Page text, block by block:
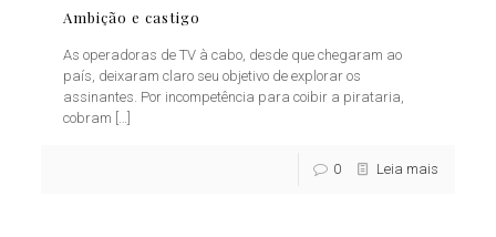
Ambição e castigo
As operadoras de TV à cabo, desde que chegaram ao
país, deixaram claro seu objetivo de explorar os
assinantes. Por incompetência para coibir a pirataria,
cobram […]
0 Leia mais